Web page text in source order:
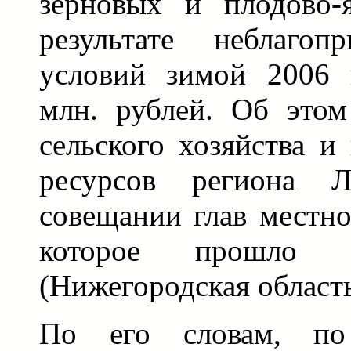
результате
условий зимой 2006
млн. рублей. Об
сельского хозяйства
ресурсов региона
совещании глав
которое
(Нижегородская
По его словам, по